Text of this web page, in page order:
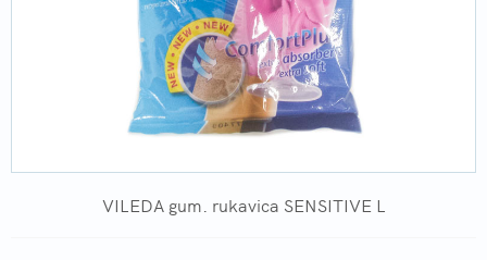
VILEDA gum. rukavica SENSITIVE L